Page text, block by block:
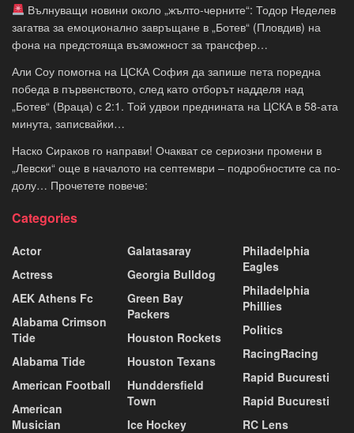
Вълнуващи новини около „жълто-черните“: Тодор Неделев
загатва за емоционално завръщане в „Ботев“ (Пловдив) на
фона на предстояща възможност за трансфер…
Али Соу помогна на ЦСКА София да запише пета поредна
победа в първенството, след като отборът надделя над
„Ботев“ (Враца) с 2:1. Той удвои преднината на ЦСКА в 58-ата
минута, записвайки…
Наско Сираков го направи! Очакват се сериозни промени в
„Левски“ още в началото на септември – подробностите са по-
долу… Прочетете повече:
Categories
Actor
Actress
AEK Athens Fc
Alabama Crimson
Tide
Alabama Tide
American Football
American
Musician
Galatasaray
Georgia Bulldog
Green Bay
Packers
Houston Rockets
Houston Texans
Hunddersfield
Town
Ice Hockey
Philadelphia
Eagles
Philadelphia
Phillies
Politics
RacingRacing
Rapid Bucuresti
Rapid Bucuresti
RC Lens